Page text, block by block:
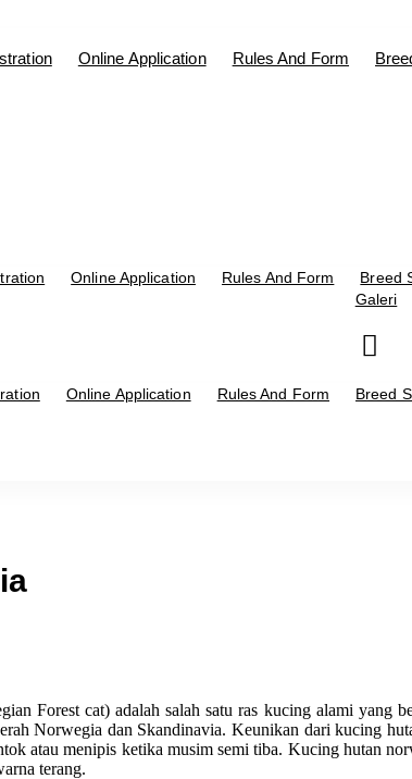
Online Application Rules And Form
Online Application Rules And Form Breed
Galeri
Online Application Rules And Form Breed
Forest cat) adalah salah satu ras kucing alami yang
Norwegia dan Skandinavia. Keunikan dari kucing
atau menipis ketika musim semi tiba. Kucing hutan
terang.